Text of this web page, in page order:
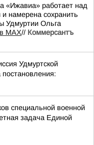
«Ижавиа» работает над
намерена сохранить
Удмуртии Ольга
MAX// Коммерсантъ
Удмуртской
постановления:
специальной военной
задача Единой